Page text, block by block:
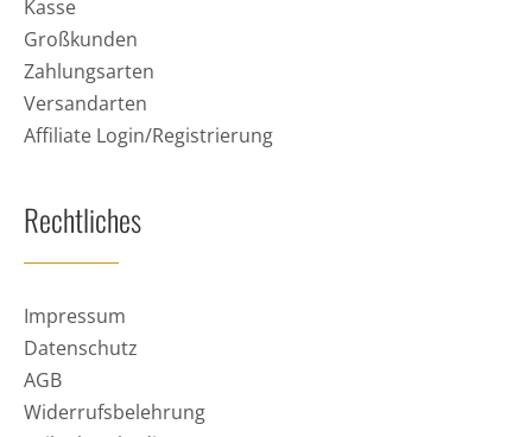
Kasse
Großkunden
Zahlungsarten
Versandarten
Affiliate Login/Registrierung
Rechtliches
Impressum
Datenschutz
AGB
Widerrufsbelehrung